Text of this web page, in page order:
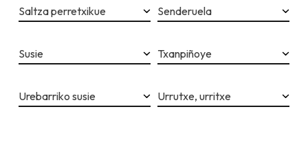
Saltza perretxikue Senderuela
Susie Txanpiñoye
Urebarriko susie Urrutxe, urritxe